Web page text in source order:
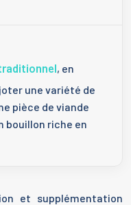
, en
une variété de
pièce de viande
bouillon riche en
et supplémentation